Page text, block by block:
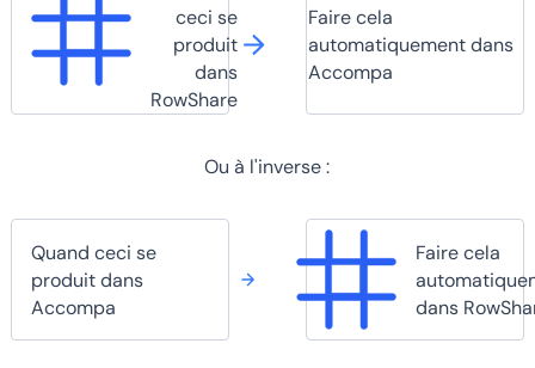
ceci se
produit
dans
RowShare
Faire cela
automatiquement dans
Accompa
Ou à l'inverse :
Quand ceci se
produit dans
Accompa
Faire cela
dans